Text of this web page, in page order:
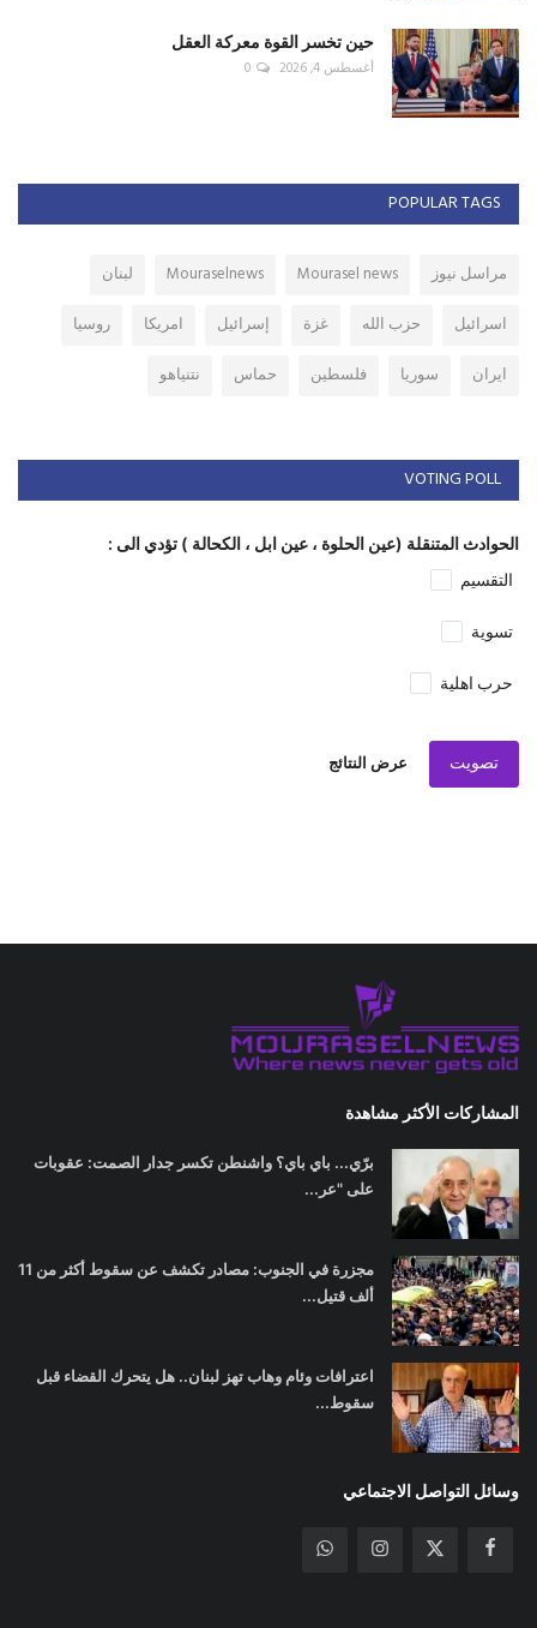
حين تخسر القوة معركة العقل
أغسطس 4, 2026 0
POPULAR TAGS
مراسل نيوز Mourasel news
Mouraselnews
لبنان
اسرائيل
حزب الله غزة إسرائيل امريكا
روسيا
ايران
سوريا فلسطين حماس نتنياهو
VOTING POLL
الحوادث المتنقلة (عين الحلوة ، عين ابل ، الكحالة ) تؤدي الى :
التقسيم
تسوية
حرب اهلية
تصويت عرض النتائج
المشاركات الأكثر مشاهدة
برّي... باي باي؟ واشنطن تكسر جدار الصمت: عقوبات
على "عر...
مجزرة في الجنوب: مصادر تكشف عن سقوط أكثر من 11
ألف قتيل...
اعترافات وئام وهاب تهز لبنان.. هل يتحرك القضاء قبل
سقوط...
وسائل التواصل الاجتماعي